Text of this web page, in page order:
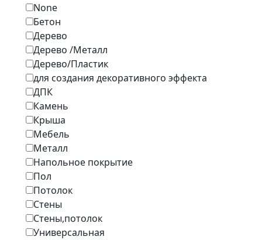
None
Бетон
Дерево
Дерево /Металл
Дерево/Пластик
для создания декоративного эффекта
ДПК
Камень
Крыша
Мебель
Металл
Напольное покрытие
Пол
Потолок
Стены
Стены,потолок
Универсальная